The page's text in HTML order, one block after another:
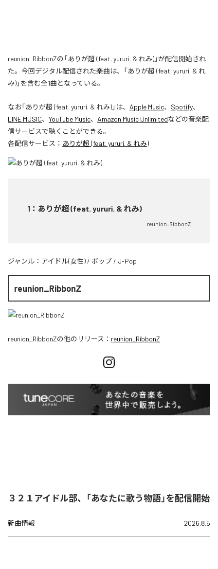
reunion_RibbonZの「ありが超 (feat. yururi. & れみ)」が配信開始され
た。今回デジタル配信された楽曲は、「ありが超 (feat. yururi. & れ
み)」を含む全1曲となっている。
なお「ありが超 (feat. yururi. & れみ)」は、 Apple Music、 Spotify、
LINE MUSIC、 YouTube Music、 Amazon Music Unlimitedなどの音楽配
信サービスで聴くことができる。
各配信サービス： ありが超 (feat. yururi. & れみ)
1 ： ありが超 (feat. yururi. & れみ)
reunion_RibbonZ
ジャンル： アイドル(女性) / ポップ / J-Pop
reunion_RibbonZ
reunion_RibbonZの他のリリース： reunion_RibbonZ
３２１アイドル部、「あなたに歌う物語」を配信開始
新曲情報 2026.8.5